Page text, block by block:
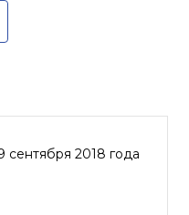
сентября 2018 года